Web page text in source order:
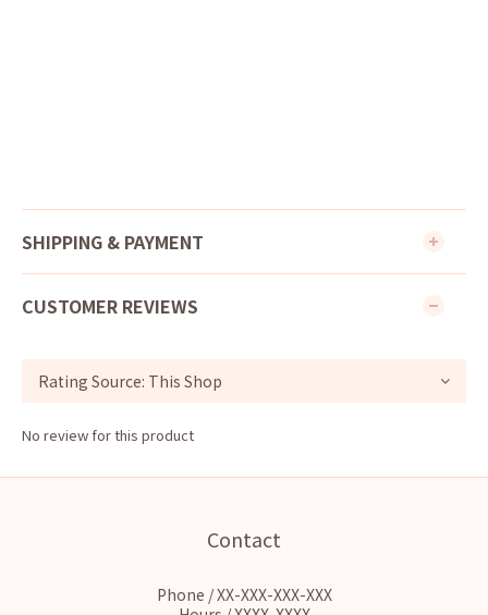
SHIPPING & PAYMENT
CUSTOMER REVIEWS
No review for this product
Contact
Phone / XX-XXX-XXX-XXX